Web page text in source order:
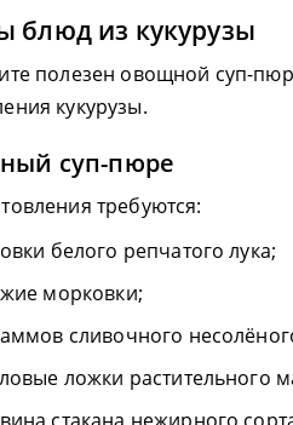
блюд из кукурузы
полезен овощной суп-
кукурузы.
суп-пюре
требуются:
белого репчатого лука;
морковки;
сливочного
ложки растительного